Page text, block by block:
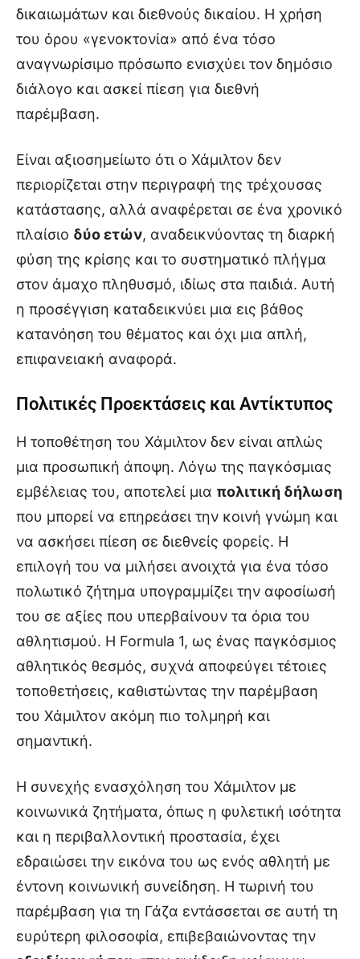
δικαιωμάτων και διεθνούς δικαίου. Η χρήση
του όρου «γενοκτονία» από ένα τόσο
αναγνωρίσιμο πρόσωπο ενισχύει τον δημόσιο
διάλογο και ασκεί πίεση για διεθνή
παρέμβαση.
Είναι αξιοσημείωτο ότι ο Χάμιλτον δεν
περιορίζεται στην περιγραφή της τρέχουσας
κατάστασης, αλλά αναφέρεται σε ένα χρονικό
πλαίσιο δύο ετών, αναδεικνύοντας τη διαρκή
φύση της κρίσης και το συστηματικό πλήγμα
στον άμαχο πληθυσμό, ιδίως στα παιδιά. Αυτή
η προσέγγιση καταδεικνύει μια εις βάθος
κατανόηση του θέματος και όχι μια απλή,
επιφανειακή αναφορά.
Πολιτικές Προεκτάσεις και Αντίκτυπος
Η τοποθέτηση του Χάμιλτον δεν είναι απλώς
μια προσωπική άποψη. Λόγω της παγκόσμιας
εμβέλειας του, αποτελεί μια πολιτική δήλωση
που μπορεί να επηρεάσει την κοινή γνώμη και
να ασκήσει πίεση σε διεθνείς φορείς. Η
επιλογή του να μιλήσει ανοιχτά για ένα τόσο
πολωτικό ζήτημα υπογραμμίζει την αφοσίωσή
του σε αξίες που υπερβαίνουν τα όρια του
αθλητισμού. Η Formula 1, ως ένας παγκόσμιος
αθλητικός θεσμός, συχνά αποφεύγει τέτοιες
τοποθετήσεις, καθιστώντας την παρέμβαση
του Χάμιλτον ακόμη πιο τολμηρή και
σημαντική.
Η συνεχής ενασχόληση του Χάμιλτον με
κοινωνικά ζητήματα, όπως η φυλετική ισότητα
και η περιβαλλοντική προστασία, έχει
εδραιώσει την εικόνα του ως ενός αθλητή με
έντονη κοινωνική συνείδηση. Η τωρινή του
παρέμβαση για τη Γάζα εντάσσεται σε αυτή τη
ευρύτερη φιλοσοφία, επιβεβαιώνοντας την